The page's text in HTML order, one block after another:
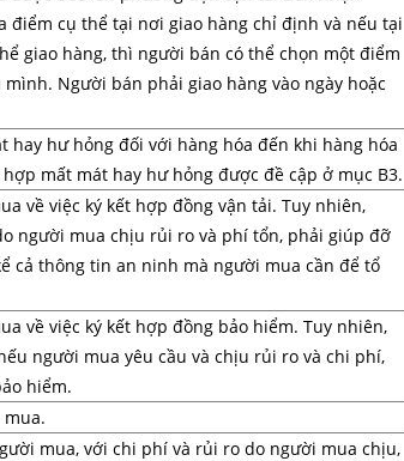
điểm cụ thể tại nơi giao hàng chỉ định và nếu tại
giao hàng, thì người bán có thể chọn một điểm
Người bán phải giao hàng vào ngày hoặc
hư hỏng đối với hàng hóa đến khi hàng hóa
mất mát hay hư hỏng được đề cập ở mục B3.
về việc ký kết hợp đồng vận tải. Tuy nhiên,
người mua chịu rủi ro và phí tổn, phải giúp đỡ
cả thông tin an ninh mà người mua cần để tổ
về việc ký kết hợp đồng bảo hiểm. Tuy nhiên,
người mua yêu cầu và chịu rủi ro và chi phí,
hiểm.
mua, với chi phí và rủi ro do người mua chịu,